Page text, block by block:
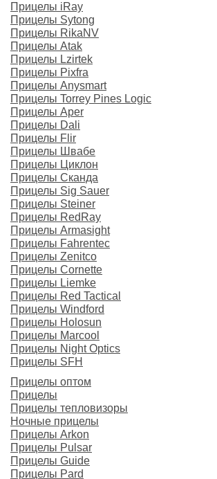
Прицелы iRay
Прицелы Sytong
Прицелы RikaNV
Прицелы Atak
Прицелы Lzirtek
Прицелы Pixfra
Прицелы Anysmart
Прицелы Torrey Pines Logic
Прицелы Aper
Прицелы Dali
Прицелы Flir
Прицелы Швабе
Прицелы Циклон
Прицелы Сканда
Прицелы Sig Sauer
Прицелы Steiner
Прицелы RedRay
Прицелы Armasight
Прицелы Fahrentec
Прицелы Zenitco
Прицелы Cornette
Прицелы Liemke
Прицелы Red Tactical
Прицелы Windford
Прицелы Holosun
Прицелы Marcool
Прицелы Night Optics
Прицелы SFH
Прицелы оптом
Прицелы
Прицелы тепловизоры
Ночные прицелы
Прицелы Arkon
Прицелы Pulsar
Прицелы Guide
Прицелы Pard